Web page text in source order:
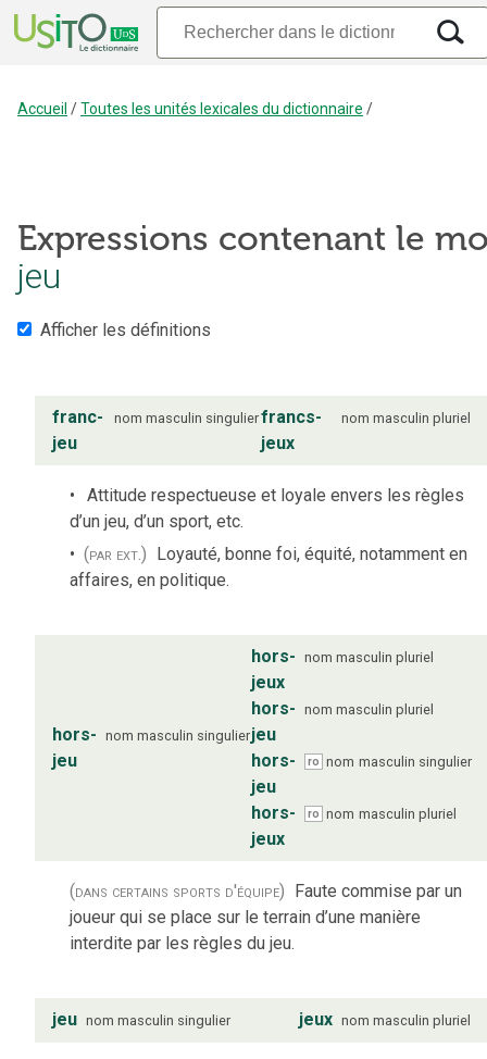
Accueil /Toutes les unités lexicales du dictionnaire /
Expressions contenant le
jeu
Afficher les définitions
franc-
jeu
nom masculin singulierfrancs-
jeux
nom masculin pluriel
Attitude respectueuse et loyale envers les règles
d’un jeu, d’un sport, etc.
(par ext.) Loyauté, bonne foi, équité, notamment en
affaires, en politique.
hors-
jeu
nom masculin singulier
hors-
jeux
nom masculin pluriel
hors-
jeu
nom masculin pluriel
hors-
jeu
ro nom masculin singulier
hors-
jeux
ro nom masculin pluriel
(dans certains sports d'équipe) Faute commise par un
joueur qui se place sur le terrain d’une manière
interdite par les règles du jeu.
jeu nom masculin singulier jeux nom masculin pluriel